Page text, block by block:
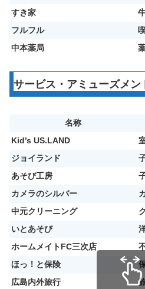
すき家
フルフル
中本薬局
サービス・アミューズメン
名称
Kid’s US.LAND
ジョイランド
あそび工房
カメラのシルバー
中元クリーニング
いとあそび
ホームメイトFC三次店
ほっ！と保険
広島内外旅行